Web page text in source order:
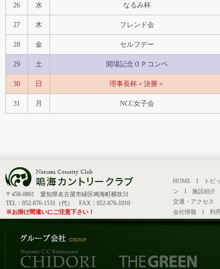
26 水 なるみ杯
27 木 フレンド会
28 金 セルフデー
29 土 開場記念ＯＰコンペ
30 日 理事長杯＜決勝＞
31 月 NCC女子会
〒458-0801 愛知県名古屋市緑区鳴海町横吹51
TEL：052-876-1531（代） FAX：052-876-1010
※お掛け間違いにご注意下さい！
HOME l
トピ
ン l 施設紹介
交通・アクセス
会社情報 l 利